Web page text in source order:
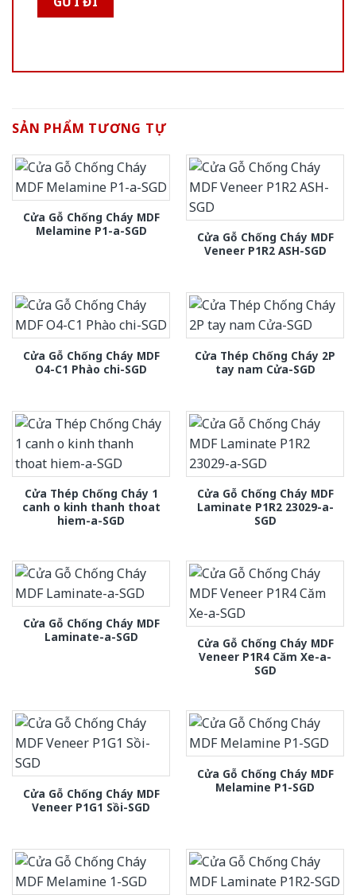
SẢN PHẨM TƯƠNG TỰ
Cửa Gỗ Chống Cháy MDF
Melamine P1-a-SGD
Cửa Gỗ Chống Cháy MDF
Veneer P1R2 ASH-SGD
Cửa Gỗ Chống Cháy MDF
O4-C1 Phào chi-SGD
Cửa Thép Chống Cháy 2P
tay nam Cửa-SGD
Cửa Thép Chống Cháy 1
canh o kinh thanh thoat
hiem-a-SGD
Cửa Gỗ Chống Cháy MDF
Laminate P1R2 23029-a-
SGD
Cửa Gỗ Chống Cháy MDF
Laminate-a-SGD
Cửa Gỗ Chống Cháy MDF
Veneer P1R4 Căm Xe-a-
SGD
Cửa Gỗ Chống Cháy MDF
Veneer P1G1 Sồi-SGD
Cửa Gỗ Chống Cháy MDF
Melamine P1-SGD